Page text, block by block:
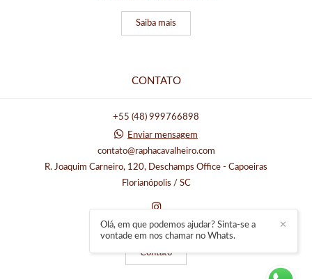
Saiba mais
CONTATO
+55 (48) 999766898
Enviar mensagem
contato@raphacavalheiro.com
R. Joaquim Carneiro, 120, Deschamps Office - Capoeiras
Florianópolis / SC
Contato
✕
Olá, em que podemos ajudar? Sinta-se a
vontade em nos chamar no Whats.